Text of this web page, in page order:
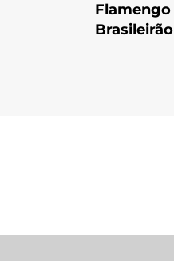
Brasileirão